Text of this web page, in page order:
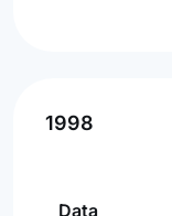
1998
Data